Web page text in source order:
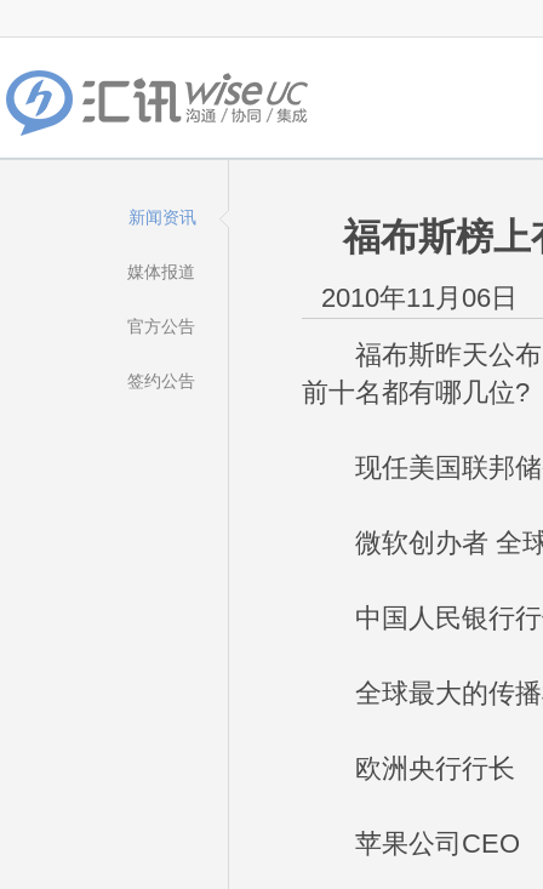
新闻资讯
媒体报道
官方公告
签约公告
福布斯榜上
2010年11月06日
福布斯昨天公布
前十名都有哪几位?
现任美国联邦储
微软创办者 全球
中国人民银行行
全球最大的传播
欧洲央行行长
苹果公司CEO